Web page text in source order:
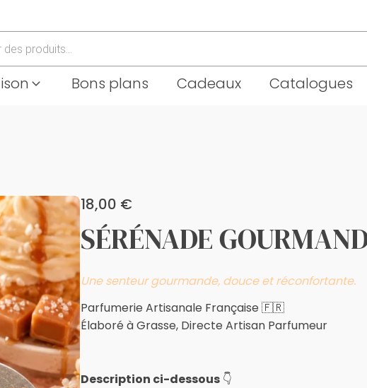
Bons plans Cadeaux Catalogues
18,00 €
SÉRÉNADE
Une senteur gourmande, douce et réconfortante.
Parfumerie Artisanale Française 🇫🇷
Élaboré à Grasse, Directe Artisan Parfumeur
Description ci-dessous👇